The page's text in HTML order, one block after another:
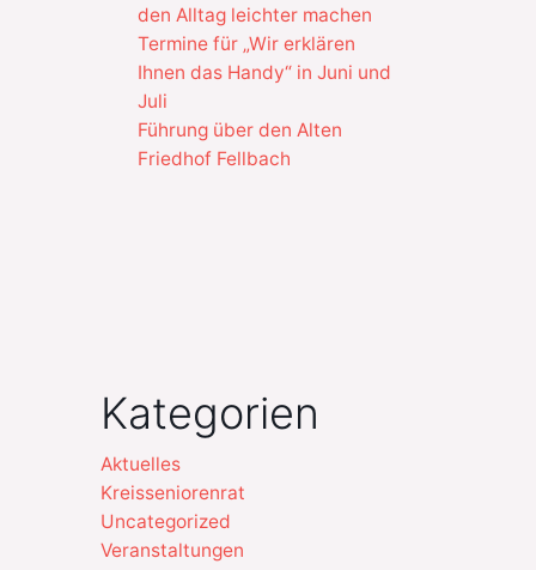
den Alltag leichter machen
Termine für „Wir erklären
Ihnen das Handy“ in Juni und
Juli
Führung über den Alten
Friedhof Fellbach
Kategorien
Aktuelles
Kreisseniorenrat
Uncategorized
Veranstaltungen